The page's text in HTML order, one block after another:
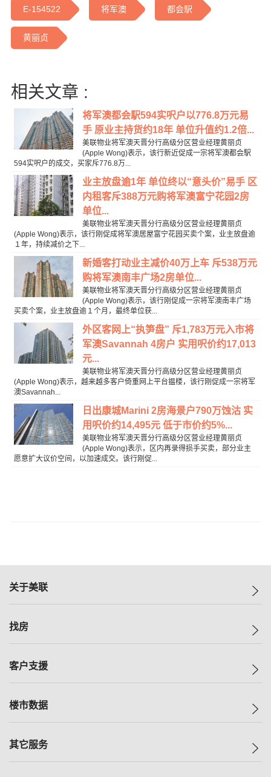
E-154522 将军澳 都会駅
黄丽贞
相关文章 :
将军澳都会駅594实呎户以776.8万元易
手 原业主持货约18年 单位升值约1.2倍...
美联物业将军澳天晋分行高级分区营业经理黄丽贞
(Apple Wong)表示，该行新近促成一宗将军澳都会駅
594实呎户的成交，买家斥776.8万...
业主放盘逾1年 单位终以“意头价”易手 区
内租客斥388万元购将军澳富宁花园2房
单位...
美联物业将军澳天晋分行高级分区营业经理黄丽贞
(Apple Wong)表示，该行刚促成将军澳居屋富宁花园买卖个案，业主放盘逾
１年，持续减价之下...
新婚客打动业主减价40万上车 斥538万元
购将军澳南丰广场2房单位...
美联物业将军澳天晋分行高级分区营业经理黄丽贞
(Apple Wong)表示，该行刚促成一宗将军澳南丰广场
买卖个案，业主放盘逾１个月，最终单位获...
外区客网上“执笋盘” 斥1,783万元入市将
军澳Savannah 4房户 实用呎价约17,013
元...
美联物业将军澳天晋分行高级分区营业经理黄丽贞
(Apple Wong)表示，越来越多客户倚重网上平台揾楼，该行刚促成一宗将军
澳Savannah...
日出康城Marini 2房海景户790万蚀沽 实
用呎价约14,495元 低于市价约5%...
美联物业将军澳天晋分行高级分区营业经理黄丽贞
(Apple Wong)表示，区内再录得损手买卖，部分业主
愿意扩大议价空间，以加速成交。该行刚促...
关于美联
美联集团
人才招募
找房
一手新房
减价
美联豪宅
独家楼盘
客户支援
自助放盘
查询热线
楼市数据
指数
其它服务